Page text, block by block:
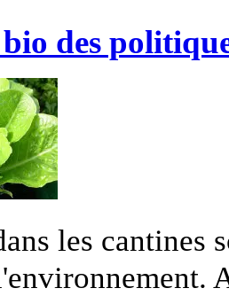
des
les cantines